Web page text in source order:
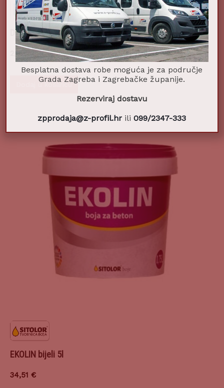
DRVOGROUND 0,2l
2,39
Dodaj u košaricu
EKOLIN bijeli 5l
34,51 €
Besplatna dostava robe moguća je za područje
Grada Zagreba i Zagrebačke županije.
Rezerviraj dostavu
zpprodaja@z-profil.hr ili099/2347-333